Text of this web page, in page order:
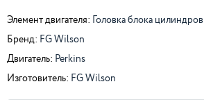
Элемент двигателя: Головка блока цилиндров
Бренд: FG Wilson
Двигатель: Perkins
Изготовитель: FG Wilson